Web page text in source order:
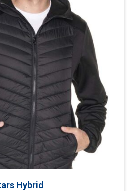
Hybrid